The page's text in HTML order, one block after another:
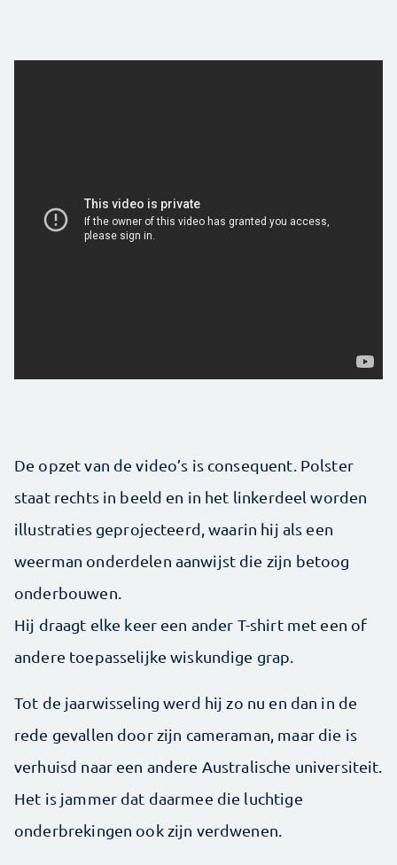
De opzet van de video’s is consequent. Polster
staat rechts in beeld en in het linkerdeel worden
illustraties geprojecteerd, waarin hij als een
weerman onderdelen aanwijst die zijn betoog
onderbouwen.
Hij draagt elke keer een ander T-shirt met een of
andere toepasselijke wiskundige grap.
Tot de jaarwisseling werd hij zo nu en dan in de
rede gevallen door zijn cameraman, maar die is
verhuisd naar een andere Australische universiteit.
Het is jammer dat daarmee die luchtige
onderbrekingen ook zijn verdwenen.